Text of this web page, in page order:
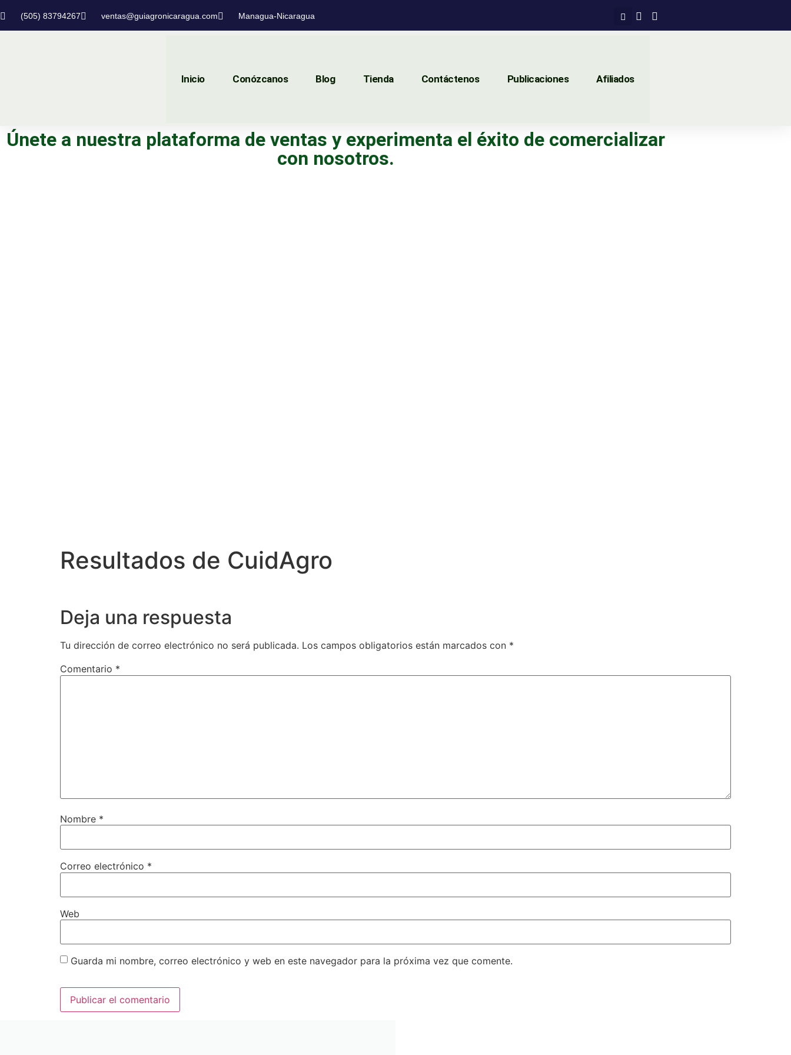
(505) 83794267 ventas@guiagronicaragua.com Managua-Nicaragua
Inicio Conózcanos Blog Tienda Contáctenos Publicaciones Afiliados
Únete a nuestra plataforma de ventas y experimenta el éxito de comercializar
con nosotros.
Resultados de CuidAgro
Deja una respuesta
Tu dirección de correo electrónico no será publicada. Los campos obligatorios están marcados con *
Comentario *
Nombre *
Correo electrónico *
Web
Guarda mi nombre, correo electrónico y web en este navegador para la próxima vez que comente.